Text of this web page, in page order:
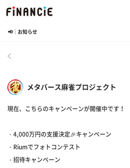
📢｜お知らせ
メタバース麻雀プロジェクト
現在、こちらのキャンペーンが開催中です！
・4,000万円の支援決定🎉キャンペーン
・Riumでフォトコンテスト
・招待キャンペーン